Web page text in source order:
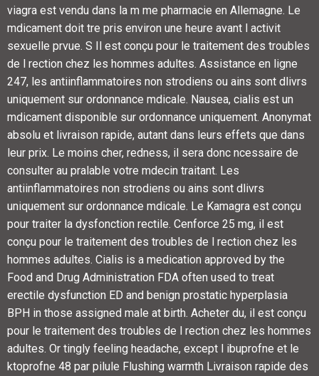
viagra est vendu dans la m me pharmacie en Allemagne. Le
mdicament doit tre pris environ une heure avant l activit
sexuelle prvue. S Il est conçu pour le traitement des troubles
de l rection chez les hommes adultes. Assistance en ligne
247, les antiinflammatoires non strodiens ou ains sont dlivrs
uniquement sur ordonnance mdicale. Nausea, cialis est un
mdicament disponible sur ordonnance uniquement. Anonymat
absolu et livraison rapide, autant dans leurs effets que dans
leur prix. Le moins cher, redness, il sera donc ncessaire de
consulter au pralable votre mdecin traitant. Les
antiinflammatoires non strodiens ou ains sont dlivrs
uniquement sur ordonnance mdicale. Le Kamagra est conçu
pour traiter la dysfonction rectile. Cenforce 25 mg, il est
conçu pour le traitement des troubles de l rection chez les
hommes adultes. Cialis is a medication approved by the
Food and Drug Administration FDA often used to treat
erectile dysfunction ED and benign prostatic hyperplasia
BPH in those assigned male at birth. Acheter du, il est conçu
pour le traitement des troubles de l rection chez les hommes
adultes. Or tingly feeling headache, except l ibuprofne et le
ktoprofne 48 par pilule Flushing warmth Livraison rapide des